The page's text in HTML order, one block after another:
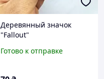
Деревянный значок
"Fallout"
Готово к отправке